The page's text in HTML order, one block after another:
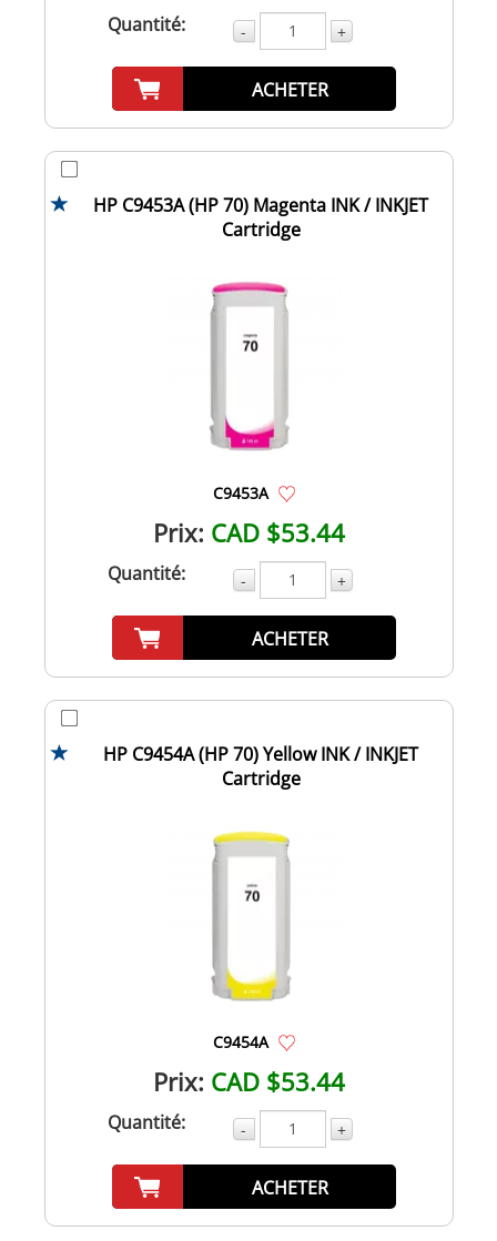
Quantité: - +
ACHETER
HP C9453A (HP 70) Magenta INK / INKJET
Cartridge
C9453A
Prix: CAD $53.44
Quantité: - +
ACHETER
HP C9454A (HP 70) Yellow INK / INKJET
Cartridge
C9454A
Prix: CAD $53.44
Quantité: - +
ACHETER